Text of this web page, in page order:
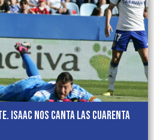
Isaac nos canta las cuarenta